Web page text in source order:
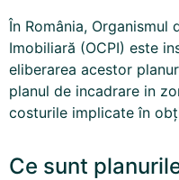
În România, Organismul
Imobiliară (OCPI) este
eliberarea acestor
planul de incadrare in
costurile implicate în
Ce sunt